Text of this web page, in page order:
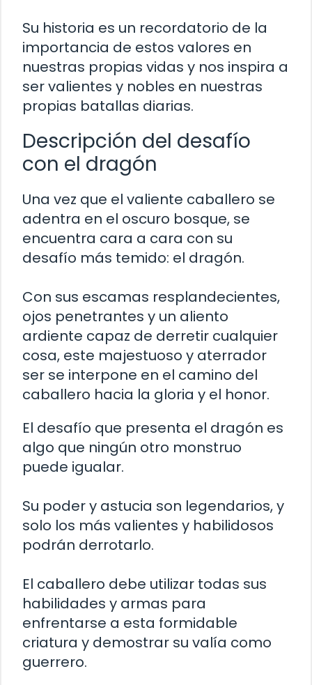
Su historia es un recordatorio de la
importancia de estos valores en
nuestras propias vidas y nos inspira a
ser valientes y nobles en nuestras
propias batallas diarias.
Descripción del desafío
con el dragón
Una vez que el valiente caballero se
adentra en el oscuro bosque, se
encuentra cara a cara con su
desafío más temido: el dragón.
Con sus escamas resplandecientes,
ojos penetrantes y un aliento
ardiente capaz de derretir cualquier
cosa, este majestuoso y aterrador
ser se interpone en el camino del
caballero hacia la gloria y el honor.
El desafío que presenta el dragón es
algo que ningún otro monstruo
puede igualar.
Su poder y astucia son legendarios, y
solo los más valientes y habilidosos
podrán derrotarlo.
El caballero debe utilizar todas sus
habilidades y armas para
enfrentarse a esta formidable
criatura y demostrar su valía como
guerrero.